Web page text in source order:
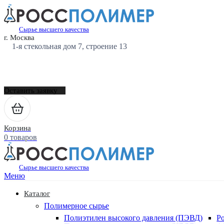
Сырье высшего качества
г. Москва
1-я стекольная дом 7, строение 13
Оставить заявку
Корзина
0 товаров
Сырье высшего качества
Меню
Каталог
Полимерное сырье
Полиэтилен высокого давления (ПЭВД)